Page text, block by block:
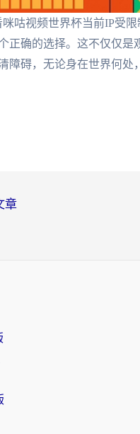
咪咕视频世界杯当前IP受
正确的选择。这不仅仅
障碍，无论身在世界何处
章